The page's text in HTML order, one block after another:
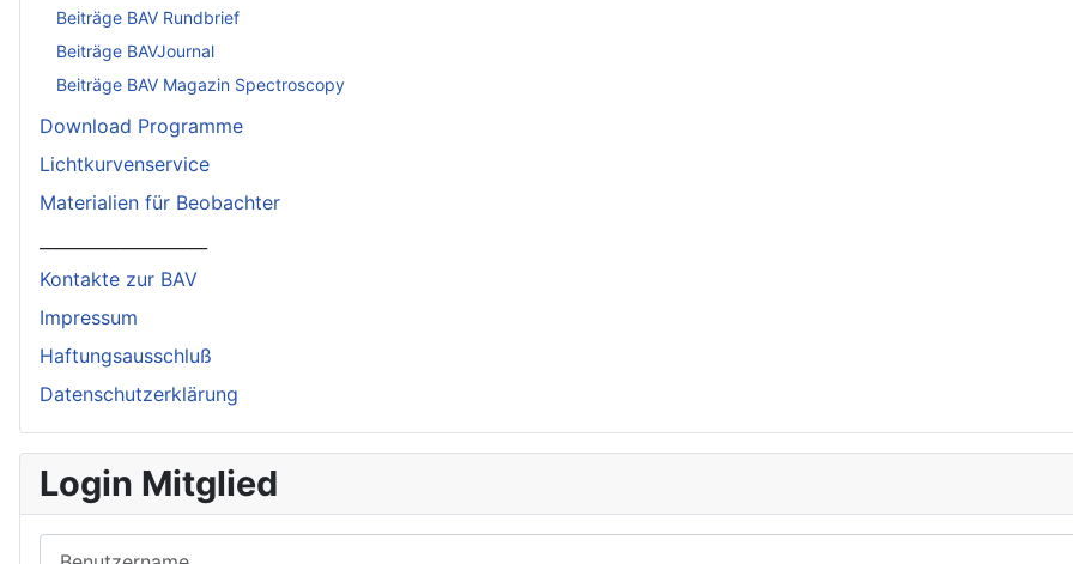
Beiträge BAV Rundbrief
Beiträge BAVJournal
Beiträge BAV Magazin Spectroscopy
Download Programme
Lichtkurvenservice
Materialien für Beobachter
Kontakte zur BAV
Impressum
Haftungsausschluß
Datenschutzerklärung
Login Mitglied